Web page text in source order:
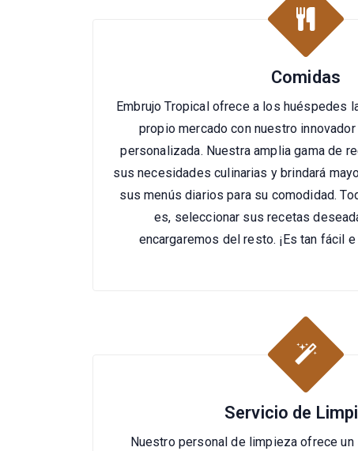
Comidas
Embrujo Tropical ofrece a los huéspedes
propio mercado con nuestro
personalizada. Nuestra amplia gama de
sus necesidades culinarias y brindará
sus menús diarios para su comodidad.
es, seleccionar sus recetas
encargaremos del resto. ¡Es tan fácil
Servicio de
Nuestro personal de limpieza ofrece